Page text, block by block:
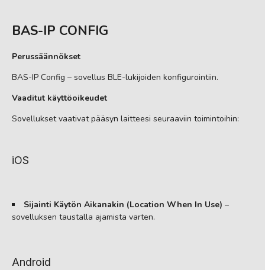
BAS-IP CONFIG
Perussäännökset
BAS-IP Config – sovellus BLE-lukijoiden konfigurointiin.
Vaaditut käyttöoikeudet
Sovellukset vaativat pääsyn laitteesi seuraaviin toimintoihin:
iOS
Sijainti Käytön Aikanakin (Location When In Use) –
sovelluksen taustalla ajamista varten.
Android